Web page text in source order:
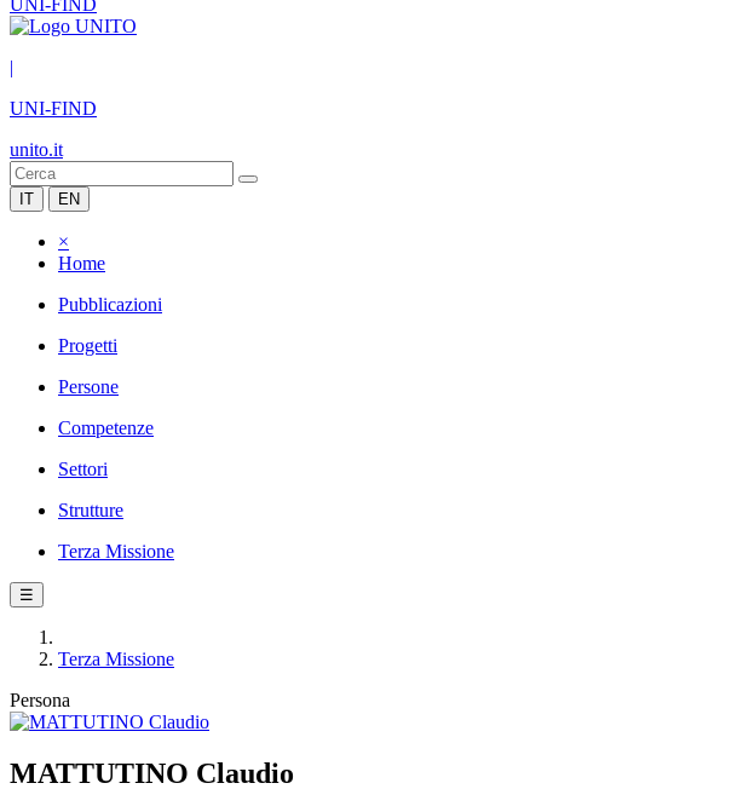
UNI-FIND
|
UNI-FIND
unito.it
IT EN
×
Home
Pubblicazioni
Progetti
Persone
Competenze
Settori
Strutture
Terza Missione
☰
Terza Missione
Persona
MATTUTINO Claudio